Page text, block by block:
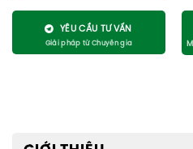
YÊU CẦU TƯ VẤN